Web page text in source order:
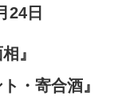
24日
』
・寄合酒』